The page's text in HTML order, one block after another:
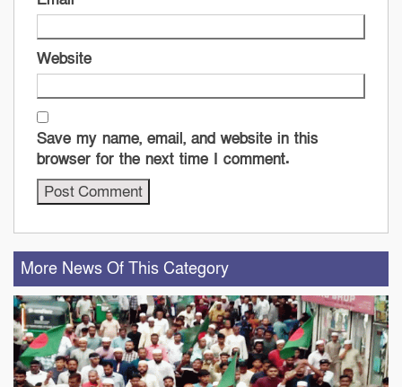
Website
Save my name, email, and website in this
browser for the next time I comment.
More News Of This Category